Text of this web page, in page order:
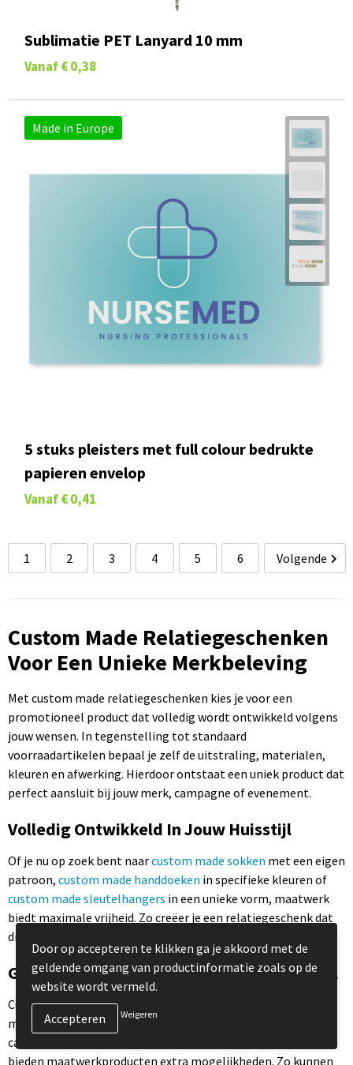
Sublimatie PET Lanyard 10 mm
Vanaf € 0,38
Made in Europe
5 stuks pleisters met full colour bedrukte
papieren envelop
Vanaf € 0,41
1 2 3 4 5 6 Volgende
Custom Made Relatiegeschenken
Voor Een Unieke Merkbeleving
Met custom made relatiegeschenken kies je voor een
promotioneel product dat volledig wordt ontwikkeld volgens
jouw wensen. In tegenstelling tot standaard
voorraadartikelen bepaal je zelf de uitstraling, materialen,
kleuren en afwerking. Hierdoor ontstaat een uniek product dat
perfect aansluit bij jouw merk, campagne of evenement.
Volledig Ontwikkeld In Jouw Huisstijl
Of je nu op zoek bent naarcustom made sokken met een eigen
patroon, custom made handdoeken in specifieke kleuren of
custom made sleutelhangers in een unieke vorm, maatwerk
biedt maximale vrijheid. Zo creëer je een relatiegeschenk dat
direct herkenbaar is voor jouw doelgroep.
Geschikt Voor Campagnes, Events En Retail
Custom made producten worden veel ingezet voor
merkactivaties, beurzen, festivals en promotionele
campagnes. Ook voor retailconcepten en merchandising
bieden maatwerkproducten extra mogelijkheden. Zo kunnen
Door op accepteren te klikken ga je akkoord met de
geldende omgang van productinformatie zoals op de
website wordt vermeld.
Weigeren